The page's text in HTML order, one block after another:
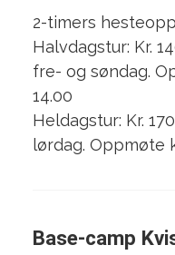
2-timers
Halvdagstur: Kr.
fre- og søndag.
14.00
Heldagstur: Kr.
lørdag. Oppmøte
Base-camp